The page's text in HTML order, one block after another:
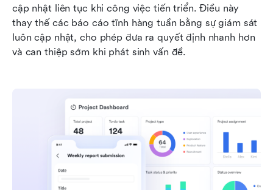
cập nhật liên tục khi công việc tiến triển. Điều này
thay thế các báo cáo tĩnh hàng tuần bằng sự giám sát
luôn cập nhật, cho phép đưa ra quyết định nhanh hơn
và can thiệp sớm khi phát sinh vấn đề.